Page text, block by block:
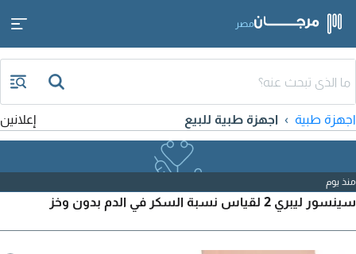
مصر
اجهزة طبية اجهزة طبية للبيع إعلانين
منذ يوم
سينسور ليبري 2 لقياس نسبة السكر في الدم بدون وخز